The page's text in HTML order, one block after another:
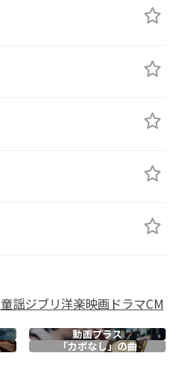
童謡ジブリ洋楽映画ドラマCM
動画プラス
「カポなし」の曲